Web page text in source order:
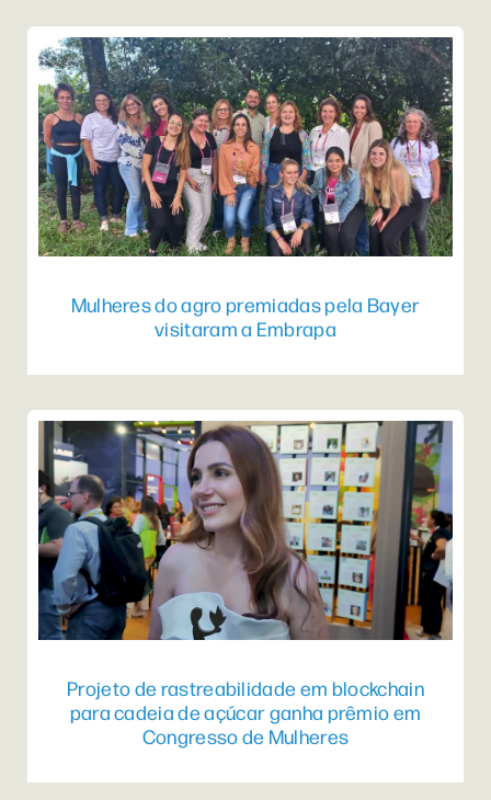
Mulheres do agro premiadas pela Bayer
visitaram a Embrapa
Projeto de rastreabilidade em blockchain
para cadeia de açúcar ganha prêmio em
Congresso de Mulheres